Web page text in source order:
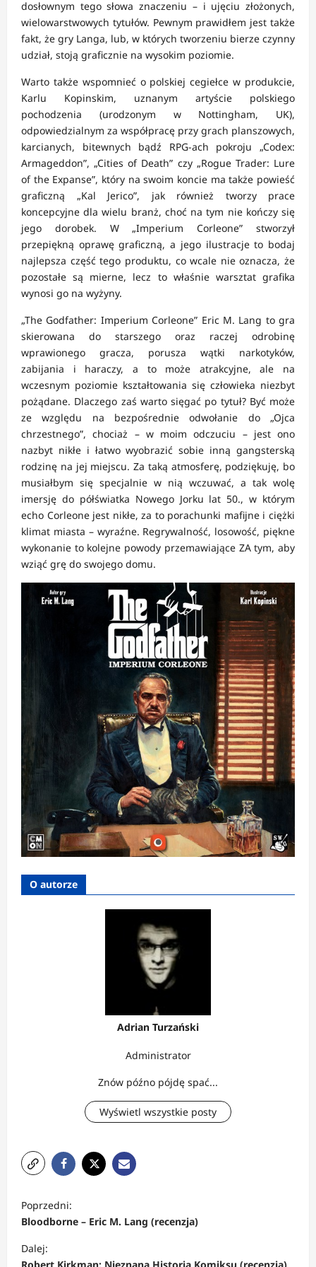
dosłownym tego słowa znaczeniu – i ujęciu złożonych,
wielowarstwowych tytułów. Pewnym prawidłem jest także
fakt, że gry Langa, lub, w których tworzeniu bierze czynny
udział, stoją graficznie na wysokim poziomie.
Warto także wspomnieć o polskiej cegiełce w produkcie,
Karlu Kopinskim, uznanym artyście polskiego
pochodzenia (urodzonym w Nottingham, UK),
odpowiedzialnym za współpracę przy grach planszowych,
karcianych, bitewnych bądź RPG-ach pokroju „Codex:
Armageddon”, „Cities of Death” czy „Rogue Trader: Lure
of the Expanse”, który na swoim koncie ma także powieść
graficzną „Kal Jerico”, jak również tworzy prace
koncepcyjne dla wielu branż, choć na tym nie kończy się
jego dorobek. W „Imperium Corleone” stworzył
przepiękną oprawę graficzną, a jego ilustracje to bodaj
najlepsza część tego produktu, co wcale nie oznacza, że
pozostałe są mierne, lecz to właśnie warsztat grafika
wynosi go na wyżyny.
„The Godfather: Imperium Corleone” Eric M. Lang to gra
skierowana do starszego oraz raczej odrobinę
wprawionego gracza, porusza wątki narkotyków,
zabijania i haraczy, a to może atrakcyjne, ale na
wczesnym poziomie kształtowania się człowieka niezbyt
pożądane. Dlaczego zaś warto sięgać po tytuł? Być może
ze względu na bezpośrednie odwołanie do „Ojca
chrzestnego”, chociaż – w moim odczuciu – jest ono
nazbyt nikłe i łatwo wyobrazić sobie inną gangsterską
rodzinę na jej miejscu. Za taką atmosferę, podziękuję, bo
musiałbym się specjalnie w nią wczuwać, a tak wolę
imersję do półświatka Nowego Jorku lat 50., w którym
echo Corleone jest nikłe, za to porachunki mafijne i ciężki
klimat miasta – wyraźne. Regrywalność, losowość, piękne
wykonanie to kolejne powody przemawiające ZA tym, aby
wziąć grę do swojego domu.
O autorze
Adrian Turzański
Administrator
Znów późno pójdę spać...
Wyświetl wszystkie posty
o
b
a
Poprzedni:
Bloodborne – Eric M. Lang (recenzja)
Dalej: